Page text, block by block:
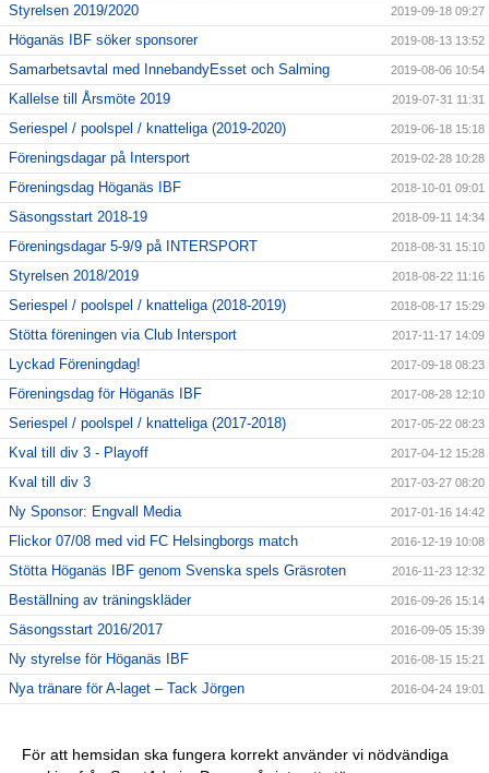
Styrelsen 2019/2020 2019-09-18 09:27
Höganäs IBF söker sponsorer 2019-08-13 13:52
Samarbetsavtal med InnebandyEsset och Salming 2019-08-06 10:54
Kallelse till Årsmöte 2019 2019-07-31 11:31
Seriespel / poolspel / knatteliga (2019-2020) 2019-06-18 15:18
Föreningsdagar på Intersport 2019-02-28 10:28
Föreningsdag Höganäs IBF 2018-10-01 09:01
Säsongsstart 2018-19 2018-09-11 14:34
Föreningsdagar 5-9/9 på INTERSPORT 2018-08-31 15:10
Styrelsen 2018/2019 2018-08-22 11:16
Seriespel / poolspel / knatteliga (2018-2019) 2018-08-17 15:29
Stötta föreningen via Club Intersport 2017-11-17 14:09
Lyckad Föreningdag! 2017-09-18 08:23
Föreningsdag för Höganäs IBF 2017-08-28 12:10
Seriespel / poolspel / knatteliga (2017-2018) 2017-05-22 08:23
Kval till div 3 - Playoff 2017-04-12 15:28
Kval till div 3 2017-03-27 08:20
Ny Sponsor: Engvall Media 2017-01-16 14:42
Flickor 07/08 med vid FC Helsingborgs match 2016-12-19 10:08
Stötta Höganäs IBF genom Svenska spels Gräsroten 2016-11-23 12:32
Beställning av träningskläder 2016-09-26 15:14
Säsongsstart 2016/2017 2016-09-05 15:39
Ny styrelse för Höganäs IBF 2016-08-15 15:21
Nya tränare för A-laget – Tack Jörgen 2016-04-24 19:01
Heja fram A-laget 2016-03-07 15:47
För att hemsidan ska fungera korrekt använder vi nödvändiga